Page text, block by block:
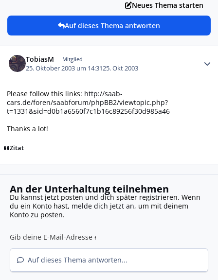
Neues Thema starten
Auf dieses Thema antworten
TobiasM Mitglied
25. Oktober 2003 um 14:3125. Okt 2003
Please follow this links: http://saab-
cars.de/foren/saabforum/phpBB2/viewtopic.php?
t=1331&sid=d0b1a6560f7c1b16c89256f30d985a46
Thanks a lot!
Zitat
An der Unterhaltung teilnehmen
Du kannst jetzt posten und dich später registrieren. Wenn
du ein Konto hast, melde dich jetzt an, um mit deinem
Konto zu posten.
Auf dieses Thema antworten...